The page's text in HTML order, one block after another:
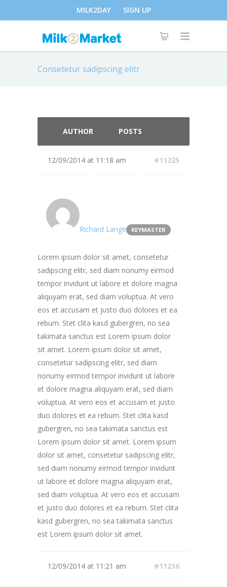
MILK2DAY SIGN UP
Consetetur sadipscing elitr
AUTHOR POSTS
12/09/2014 at 11:18 am #11225
Richard Lange KEYMASTER
Lorem ipsum dolor sit amet, consetetur
sadipscing elitr, sed diam nonumy eirmod
tempor invidunt ut labore et dolore magna
aliquyam erat, sed diam voluptua. At vero
eos et accusam et justo duo dolores et ea
rebum. Stet clita kasd gubergren, no sea
takimata sanctus est Lorem ipsum dolor
sit amet. Lorem ipsum dolor sit amet,
consetetur sadipscing elitr, sed diam
nonumy eirmod tempor invidunt ut labore
et dolore magna aliquyam erat, sed diam
voluptua. At vero eos et accusam et justo
duo dolores et ea rebum. Stet clita kasd
gubergren, no sea takimata sanctus est
Lorem ipsum dolor sit amet. Lorem ipsum
dolor sit amet, consetetur sadipscing elitr,
sed diam nonumy eirmod tempor invidunt
ut labore et dolore magna aliquyam erat,
sed diam voluptua. At vero eos et accusam
et justo duo dolores et ea rebum. Stet clita
kasd gubergren, no sea takimata sanctus
est Lorem ipsum dolor sit amet.
12/09/2014 at 11:21 am #11236